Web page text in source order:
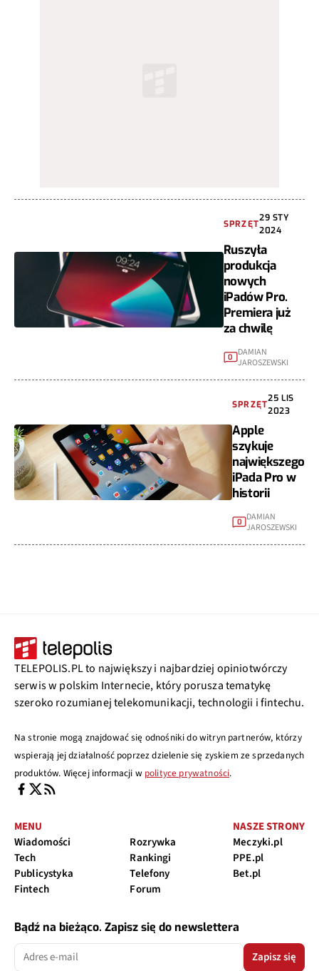
SPRZĘT
29 STY
2024
Ruszyła
produkcja
nowych
iPadów Pro.
Premiera już
za chwilę
0 DAMIAN
JAROSZEWSKI
SPRZĘT
25 LIS
2023
Apple
szykuje
największego
iPada Pro w
historii
0
DAMIAN
JAROSZEWSKI
TELEPOLIS.PL to największy i najbardziej opiniotwórczy
serwis w polskim Internecie, który porusza tematykę
szeroko rozumianej telekomunikacji, technologii i fintechu.
Na stronie mogą znajdować się odnośniki do witryn partnerów, którzy
wspierają jej działalność poprzez dzielenie się zyskiem ze sprzedanych
produktów. Więcej informacji w polityce prywatności.
MENU
Wiadomości
Tech
Publicystyka
Fintech
Rozrywka
Rankingi
Telefony
Forum
NASZE STRONY
Meczyki.pl
PPE.pl
Bet.pl
Bądź na bieżąco. Zapisz się do newslettera
Zapisz się